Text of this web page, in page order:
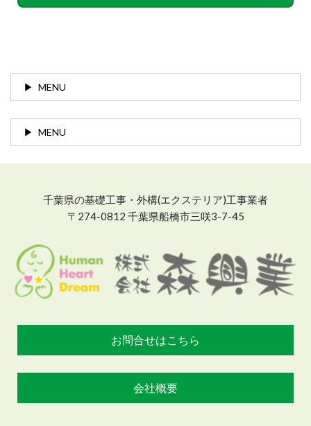
MENU
MENU
千葉県の基礎工事・外構(エクステリア)工事業者
〒274-0812 千葉県船橋市三咲3-7-45
お問合せはこちら
会社概要